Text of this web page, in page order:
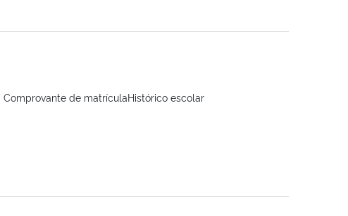
Comprovante de matrículaHistórico escolar